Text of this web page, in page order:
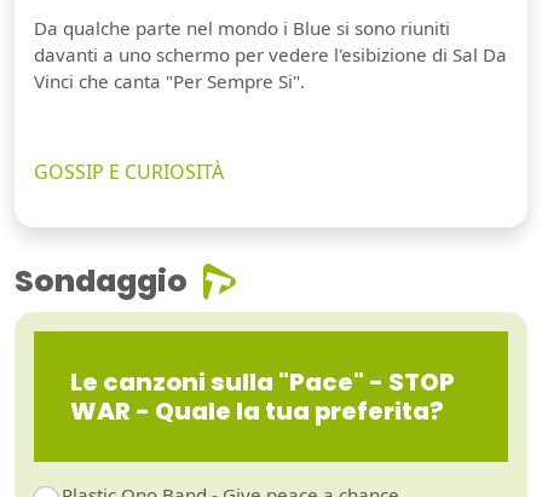
Da qualche parte nel mondo i Blue si sono riuniti
davanti a uno schermo per vedere l'esibizione di Sal Da
Vinci che canta "Per Sempre Si".
GOSSIP E CURIOSITÀ
Sondaggio
Le canzoni sulla "Pace" - STOP
WAR - Quale la tua preferita?